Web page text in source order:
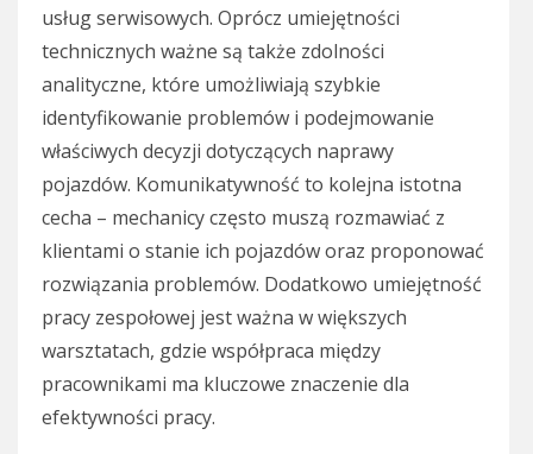
usług serwisowych. Oprócz umiejętności
technicznych ważne są także zdolności
analityczne, które umożliwiają szybkie
identyfikowanie problemów i podejmowanie
właściwych decyzji dotyczących naprawy
pojazdów. Komunikatywność to kolejna istotna
cecha – mechanicy często muszą rozmawiać z
klientami o stanie ich pojazdów oraz proponować
rozwiązania problemów. Dodatkowo umiejętność
pracy zespołowej jest ważna w większych
warsztatach, gdzie współpraca między
pracownikami ma kluczowe znaczenie dla
efektywności pracy.